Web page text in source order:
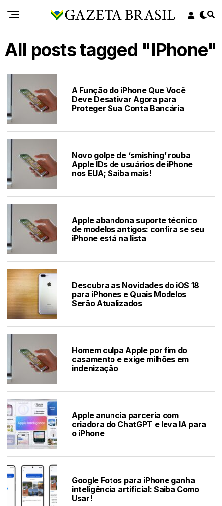
All posts tagged "IPhone"
A Função do iPhone Que Você
Deve Desativar Agora para
Proteger Sua Conta Bancária
Novo golpe de ‘smishing’ rouba
Apple IDs de usuários de iPhone
nos EUA; Saiba mais!
Apple abandona suporte técnico
de modelos antigos: confira se seu
iPhone está na lista
Descubra as Novidades do iOS 18
para iPhones e Quais Modelos
Serão Atualizados
Homem culpa Apple por fim do
casamento e exige milhões em
indenização
Apple anuncia parceria com
criadora do ChatGPT e leva IA para
o iPhone
Google Fotos para iPhone ganha
inteligência artificial: Saiba Como
Usar!